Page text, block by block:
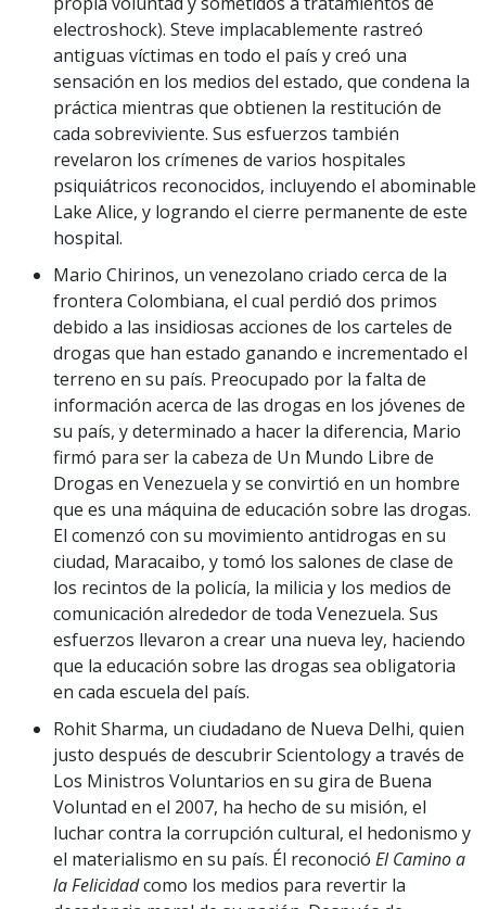
electroshock). Steve implacablemente rastreó
antiguas víctimas en todo el país y creó una
sensación en los medios del estado, que condena la
práctica mientras que obtienen la restitución de
cada sobreviviente. Sus esfuerzos también
revelaron los crímenes de varios hospitales
psiquiátricos reconocidos, incluyendo el abominable
Lake Alice, y logrando el cierre permanente de este
hospital.
Mario Chirinos, un venezolano criado cerca de la
frontera Colombiana, el cual perdió dos primos
debido a las insidiosas acciones de los carteles de
drogas que han estado ganando e incrementado el
terreno en su país. Preocupado por la falta de
información acerca de las drogas en los jóvenes de
su país, y determinado a hacer la diferencia, Mario
firmó para ser la cabeza de Un Mundo Libre de
Drogas en Venezuela y se convirtió en un hombre
que es una máquina de educación sobre las drogas.
El comenzó con su movimiento antidrogas en su
ciudad, Maracaibo, y tomó los salones de clase de
los recintos de la policía, la milicia y los medios de
comunicación alrededor de toda Venezuela. Sus
esfuerzos llevaron a crear una nueva ley, haciendo
que la educación sobre las drogas sea obligatoria
en cada escuela del país.
Rohit Sharma, un ciudadano de Nueva Delhi, quien
justo después de descubrir Scientology a través de
Los Ministros Voluntarios en su gira de Buena
Voluntad en el 2007, ha hecho de su misión, el
luchar contra la corrupción cultural, el hedonismo y
el materialismo en su país. Él reconoció El Camino a
la Felicidadcomo los medios para revertir la